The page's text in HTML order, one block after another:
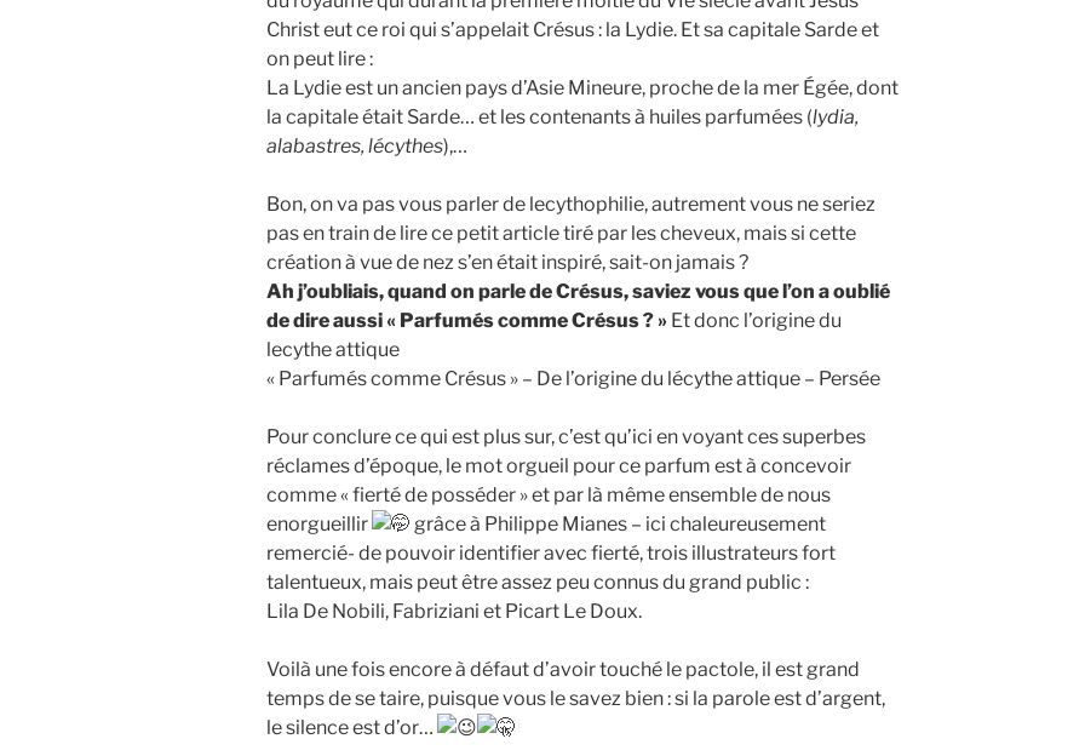
Christ eut ce roi qui s’appelait Crésus : la Lydie. Et sa capitale Sarde et
on peut lire :
La Lydie est un ancien pays d’Asie Mineure, proche de la mer Égée, dont
la capitale était Sarde… et les contenants à huiles parfumées (lydia,
alabastres, lécythes),…
Bon, on va pas vous parler de lecythophilie, autrement vous ne seriez
pas en train de lire ce petit article tiré par les cheveux, mais si cette
création à vue de nez s’en était inspiré, sait-on jamais ?
Ah j’oubliais, quand on parle de Crésus, saviez vous que l’on a oublié
de dire aussi « Parfumés comme Crésus ? » Et donc l’origine du
lecythe attique
« Parfumés comme Crésus » – De l’origine du lécythe attique – Persée
Pour conclure ce qui est plus sur, c’est qu’ici en voyant ces superbes
réclames d’époque, le mot orgueil pour ce parfum est à concevoir
comme « fierté de posséder » et par là même ensemble de nous
enorgueillir
grâce à Philippe Mianes – ici chaleureusement
remercié- de pouvoir identifier avec fierté, trois illustrateurs fort
talentueux, mais peut être assez peu connus du grand public :
Lila De Nobili, Fabriziani et Picart Le Doux.
Voilà une fois encore à défaut d’avoir touché le pactole, il est grand
temps de se taire, puisque vous le savez bien : si la parole est d’argent,
le silence est d’or…